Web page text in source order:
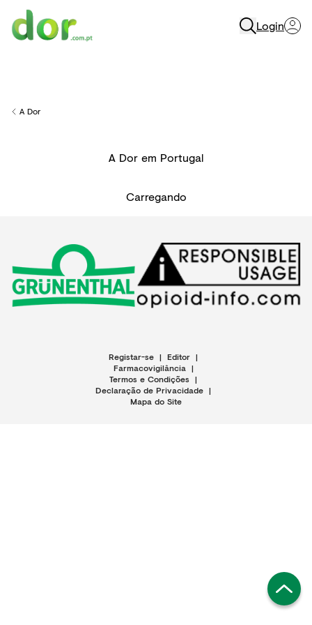
Login
Back to
A Dor
A Dor em Portugal
Carregando
Registar-se | Editor |
Farmacovigilância |
Termos e Condições |
Declaração de Privacidade |
Mapa do Site